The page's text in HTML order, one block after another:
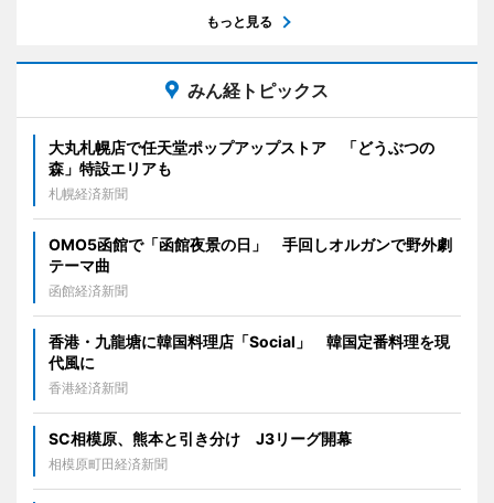
もっと見る
みん経トピックス
大丸札幌店で任天堂ポップアップストア 「どうぶつの
森」特設エリアも
札幌経済新聞
OMO5函館で「函館夜景の日」 手回しオルガンで野外劇
テーマ曲
函館経済新聞
香港・九龍塘に韓国料理店「Social」 韓国定番料理を現
代風に
香港経済新聞
SC相模原、熊本と引き分け J3リーグ開幕
相模原町田経済新聞